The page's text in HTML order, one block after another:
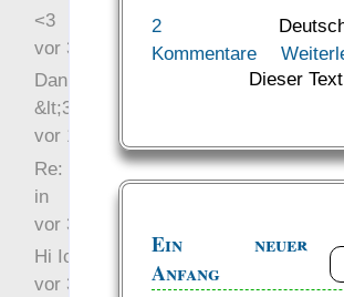
2
Kommentare
Dieser
Ein neuer
Anfang
<3
vor 34 Wochen 5 Tage
Danke für das Statement
&lt;3
vor 1 Jahr 48 Wochen
Re: Hi Ich bin völlig neu
in
vor 3 Jahre 33 Wochen
Hi Ich bin völlig neu in
vor 3 Jahre 46 Wochen